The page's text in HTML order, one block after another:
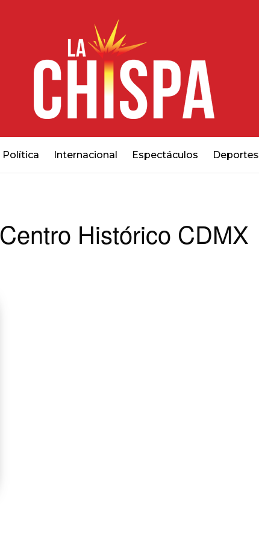
Política Internacional Espectáculos Deportes
Centro Histórico CDMX